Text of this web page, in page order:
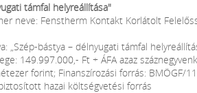
támfal helyreállítása"
neve: Fenstherm Kontakt Korlátolt
„Szép-bástya – délnyugati támfal
149.997.000,- Ft + ÁFA azaz
forint; Finanszírozási forrás: BMÖGF/
hazai költségvetési forrás